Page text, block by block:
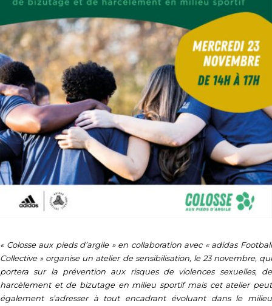
« Colosse aux pieds d’argile » en collaboration avec « adidas Football
Collective » organise un atelier de sensibilisation, le 23 novembre, qui
portera sur la prévention aux risques de violences sexuelles, de
harcèlement et de bizutage en milieu sportif mais cet atelier peut
également s’adresser à tout encadrant évoluant dans le milieu